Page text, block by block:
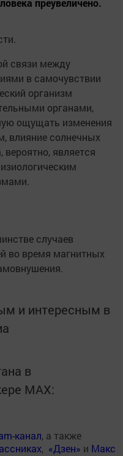
преувеличено.
связи между
в самочувствии
организм
органами,
ощущать изменения
влияние солнечных
является
случаев
во время магнитных
и интересным в
в
MАХ:
канал, а также
, «Дзен» и Макс